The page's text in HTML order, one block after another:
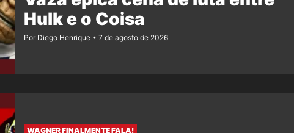
Hulk e o Coisa
Por Diego Henrique 7 de agosto de 2026
WAGNER FINALMENTE FALA!